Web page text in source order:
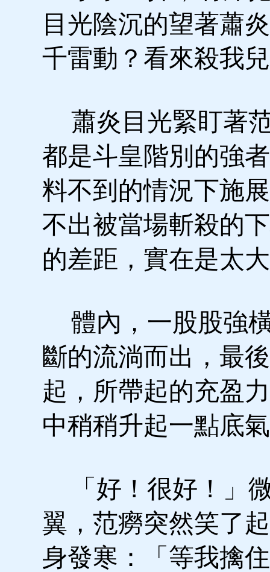
目光陰沉的望著蕭
千雷動？看來殺我
蕭炎目光緊盯著
都是斗皇階別的強
料不到的情況下施
不出被當場斬殺的
的差距，實在是太
體內，一股股強
斷的流淌而出，最
起，所帶起的充盈
中稍稍升起一點底
「好！很好！」
翼，范癆突然笑了
身發寒：「等我擒